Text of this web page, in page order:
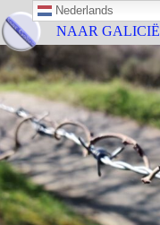
NAAR GALICIË
Nederlands